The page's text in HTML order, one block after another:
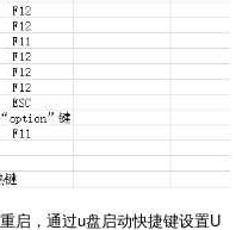
启，通过u盘启动快捷键设置U